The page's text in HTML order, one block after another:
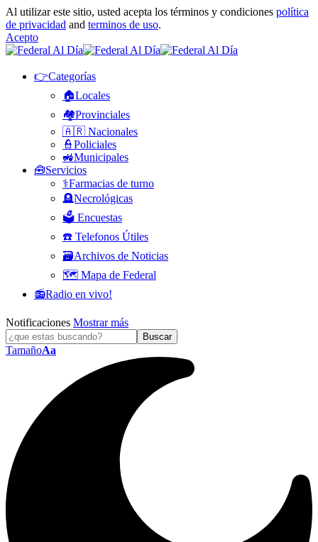
Al utilizar este sitio, usted acepta los términos y condiciones política
de privacidad and terminos de uso.
Acepto
👉Categorías
🏠Locales
🏘️Provinciales
🇦🇷 Nacionales
👮Policiales
🚜Municipales
🧰Servicios
⚕️Farmacias de turno
🪦Necrológicas
🗳️ Encuestas
☎️ Telefonos Útiles
🗃️Archivos de Noticias
🗺️ Mapa de Federal
📻Radio en vivo!
Notificaciones Mostrar más
TamañoAa